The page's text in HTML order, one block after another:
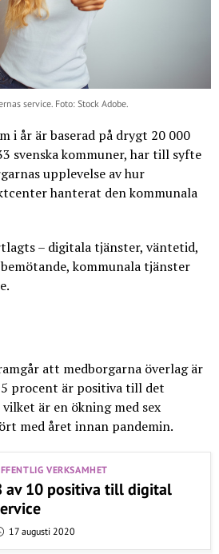
service. Foto: Stock Adobe.
i år är baserad på drygt 20 000
svenska kommuner, har till syfte
upplevelse av hur
hanterat den kommunala
– digitala tjänster, väntetid,
kommunala tjänster
att medborgarna överlag är
procent är positiva till det
är en ökning med sex
med året innan pandemin.
VERKSAMHET
av 10 positiva till digital
17 augusti 2020